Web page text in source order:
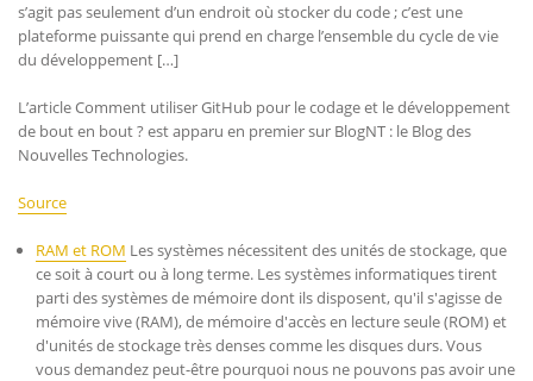
s’agit pas seulement d’un endroit où stocker du code ; c’est une
plateforme puissante qui prend en charge l’ensemble du cycle de vie
du développement […]
L’article Comment utiliser GitHub pour le codage et le développement
de bout en bout ? est apparu en premier sur BlogNT : le Blog des
Nouvelles Technologies.
Source
RAM et ROM Les systèmes nécessitent des unités de stockage, que
ce soit à court ou à long terme. Les systèmes informatiques tirent
parti des systèmes de mémoire dont ils disposent, qu'il s'agisse de
mémoire vive (RAM), de mémoire d'accès en lecture seule (ROM) et
d'unités de stockage très denses comme les disques durs. Vous
vous demandez peut-être pourquoi nous ne pouvons pas avoir une